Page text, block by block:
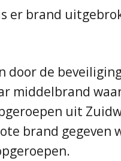
er brand
door de
middelbrand
uit
brand gegeven